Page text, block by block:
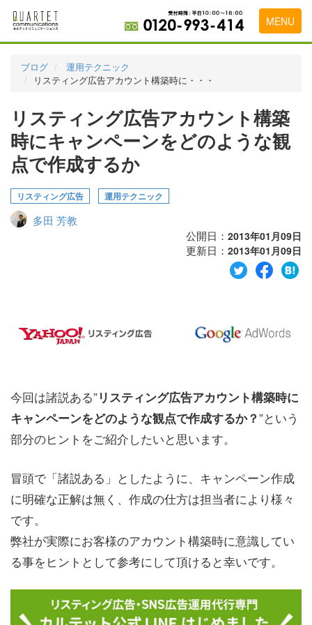
MENU
料金表
実績・お客様の声
初めて導入をお考えの方
代理店の乗り換えをお考えの方
広告代理店・HP制作会社様へ
お申し込みから運用開始までの流れ
ブログ
運用テクニック
リスティング広告アカウント構築時に・・・
リスティング広告アカウント構築
時にキャンペーンをどのような観
点で作成するか
リスティング広告 運用テクニック
多田 芳教
公開日： 2013年01月09日
更新日： 2013年01月09日
今回は諸説ある”リスティング広告アカウント構築時に
キャンペーンをどのような観点で作成するか？”という
部分のヒントをご紹介したいと思います。
冒頭で「諸説ある」としたように、キャンペーン作成
に明確な正解は無く、作成の仕方は担当者により様々
です。
弊社が実際にお客様のアカウント構築時に意識してい
る事をヒントとして参考にして頂けると幸いです。